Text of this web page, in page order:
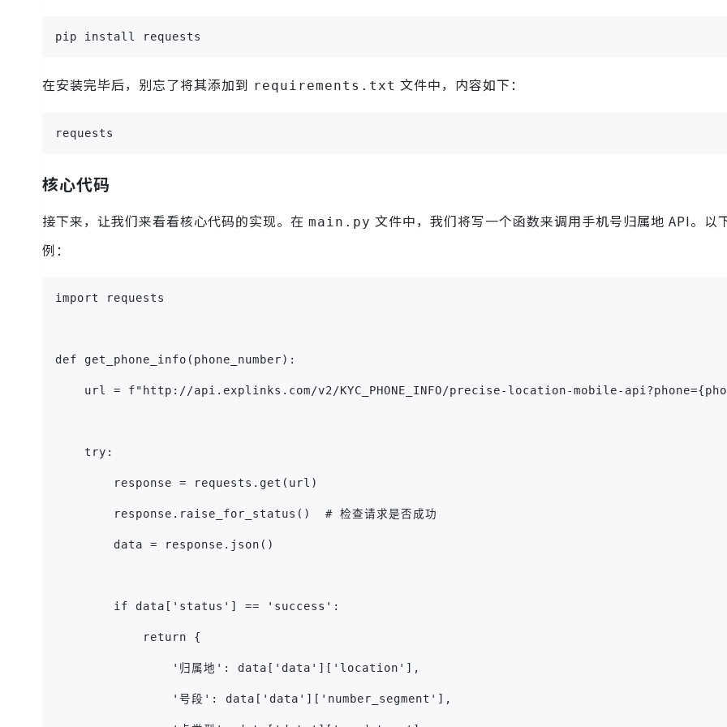
pip install requests
在安装完毕后，别忘了将其添加到 requirements.txt 文件中，内容如下：
requests
核心代码
接下来，让我们来看看核心代码的实现。在 main.py 文件中，我们将写一个函数来调用手机号归属地 API。以
例：
import requests
def get_phone_info(phone_number):
url = f"http://api.explinks.com/v2/KYC_PHONE_INFO/precise-location-mobile-
    try:
        response = requests.get(url)
        response.raise_for_status()  # 检查请求是否成功
        data = response.json()
        if data['status'] == 'success':
            return {
                '归属地': data['data']['location'],
                '号段': data['data']['number_segment'],